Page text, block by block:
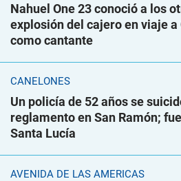
Nahuel One 23 conoció a los
explosión del cajero en viaje
como cantante
CANELONES
Un policía de 52 años se
reglamento en San Ramón;
Santa Lucía
AVENIDA DE LAS AMÉRICAS